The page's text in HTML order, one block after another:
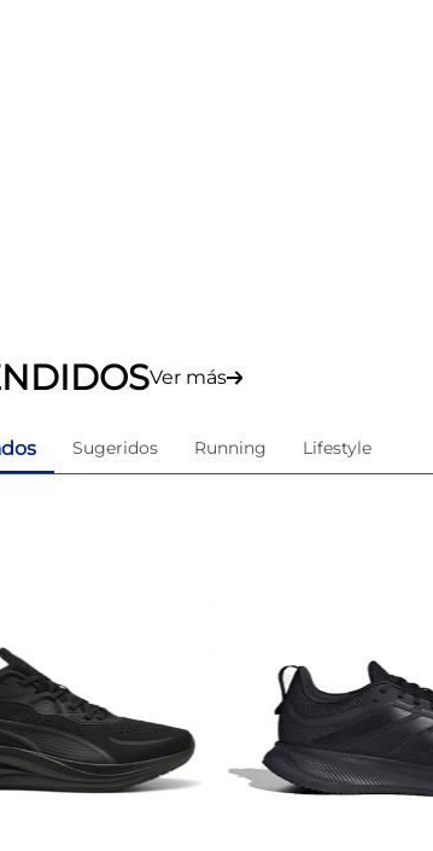
Ver más
Sugeridos Running Lifestyle